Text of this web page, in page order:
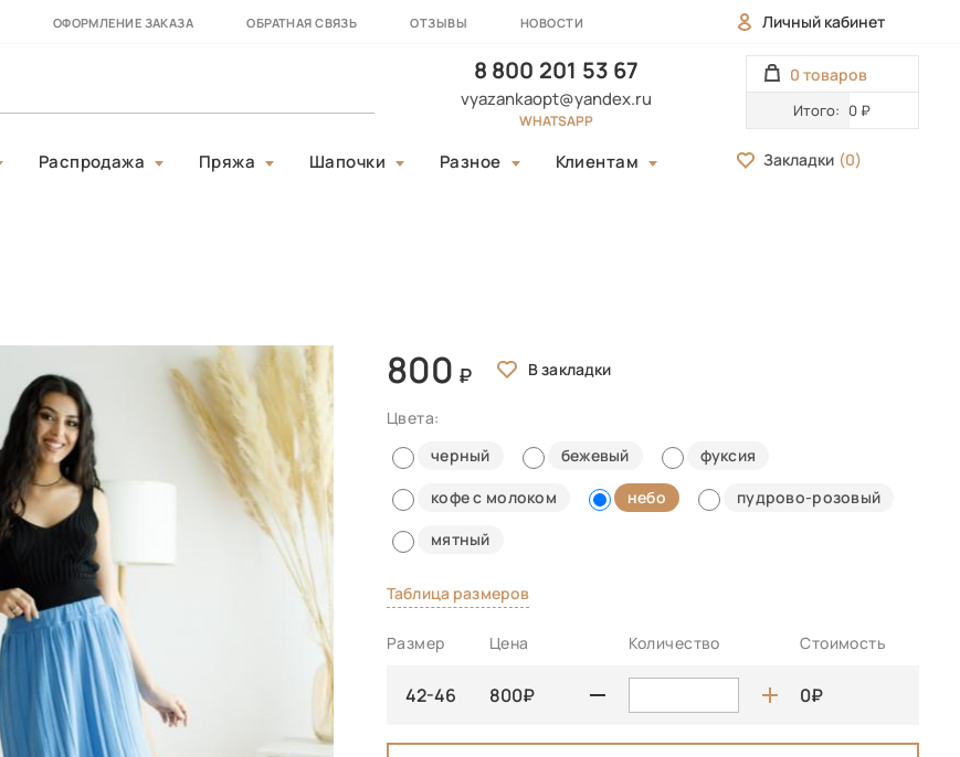
ОФОРМЛЕНИЕ ЗАКАЗА ОБРАТНАЯ СВЯЗЬ ОТЗЫВЫ НОВОСТИ Личный кабинет
8 800 201 53 67
vyazankaopt@yandex.ru
WHATSAPP
0 товаров
Итого: 0 ₽
Распродажа Пряжа Шапочки Разное Клиентам Закладки (0)
800
Цвета:
черный
бежевый
фуксия
кофе с молоком
небо
пудрово-розовый
мятный
Таблица размеров
Размер Цена Количество Стоимость
42-46 800 0